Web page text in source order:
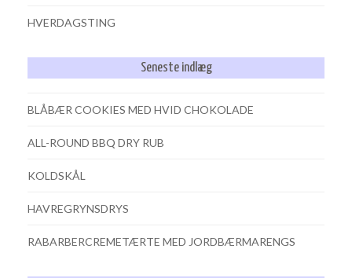
HVERDAGSTING
Seneste indlæg
BLÅBÆR COOKIES MED HVID CHOKOLADE
ALL-ROUND BBQ DRY RUB
KOLDSKÅL
HAVREGRYNSDRYS
RABARBERCREMETÆRTE MED JORDBÆRMARENGS